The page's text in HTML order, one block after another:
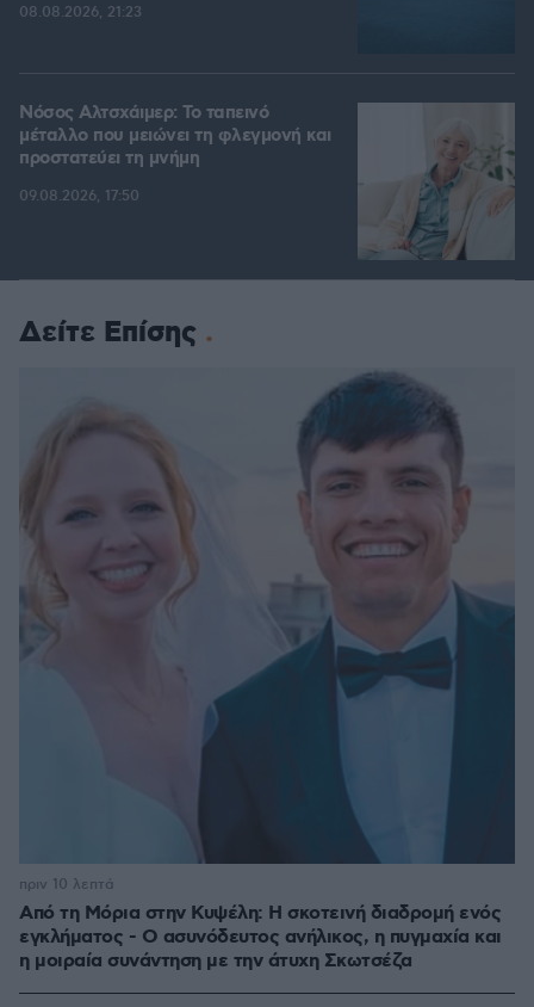
08.08.2026, 21:23
Νόσος Αλτσχάιμερ: Το ταπεινό
μέταλλο που μειώνει τη φλεγμονή και
προστατεύει τη μνήμη
09.08.2026, 17:50
Δείτε Επίσης
Από τη Μόρια στην Κυψέλη: Η σκοτεινή διαδρομή ενός
εγκλήματος - Ο ασυνόδευτος ανήλικος, η πυγμαχία και
η μοιραία συνάντηση με την άτυχη Σκωτσέζα
πριν 10 λεπτά